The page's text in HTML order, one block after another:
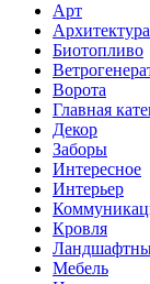
Арт
Архитектура
Биотопливо
Ворота
Главная
Декор
Заборы
Интересное
Интерьер
Кровля
Мебель